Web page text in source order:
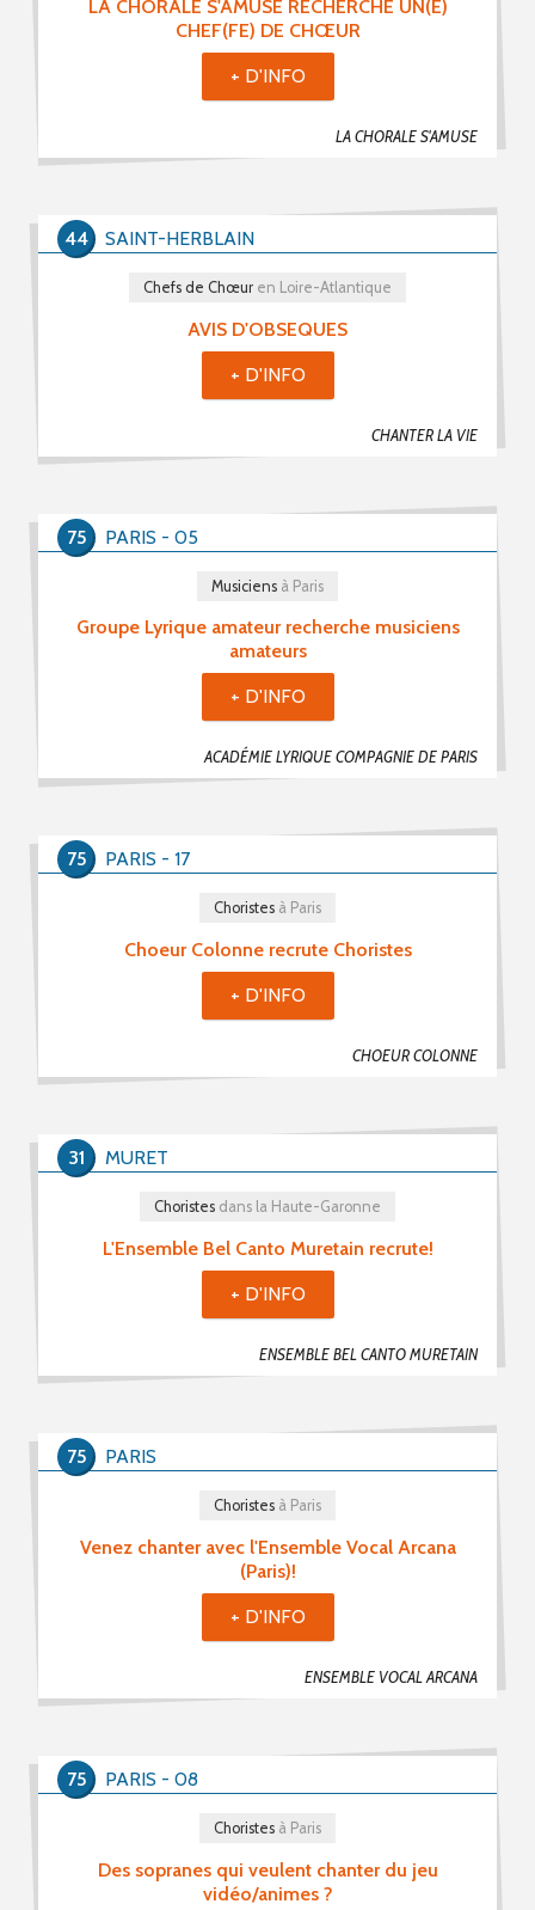
LA CHORALE S'AMUSE RECHERCHE UN(E)
CHEF(FE) DE CHŒUR
LA CHORALE S'AMUSE
+ D'INFO
AVIS D'OBSEQUES
CHANTER LA VIE
Chefs de Chœur en Loire-Atlantique
SAINT-HERBLAIN
44
+ D'INFO
Groupe Lyrique amateur recherche musiciens
amateurs
ACADÉMIE LYRIQUE COMPAGNIE DE PARIS
Musiciens à Paris
PARIS - 05
75
+ D'INFO
Choeur Colonne recrute Choristes
CHOEUR COLONNE
Choristes à Paris
PARIS - 17
75
+ D'INFO
L'Ensemble Bel Canto Muretain recrute!
ENSEMBLE BEL CANTO MURETAIN
Choristes dans la Haute-Garonne
MURET
31
+ D'INFO
Venez chanter avec l'Ensemble Vocal Arcana
(Paris)!
ENSEMBLE VOCAL ARCANA
Choristes à Paris
PARIS
75
+ D'INFO
Des sopranes qui veulent chanter du jeu
vidéo/animes ?
Choristes à Paris
PARIS - 08
75